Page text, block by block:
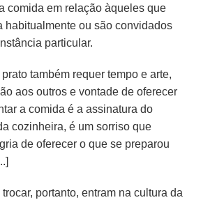
comida em relação àqueles que
habitualmente ou são convidados
particular.
também requer tempo e arte,
aos outros e vontade de oferecer
a comida é a assinatura do
cozinheira, é um sorriso que
de oferecer o que se preparou
portanto, entram na cultura da